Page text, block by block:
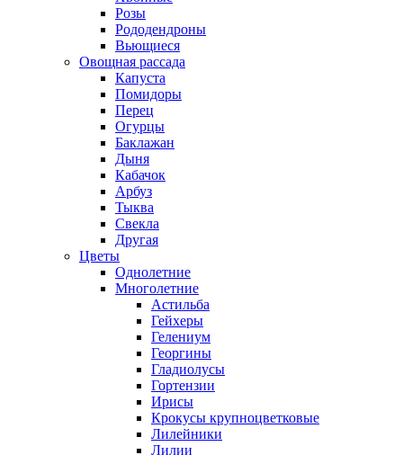
Розы
Рододендроны
Вьющиеся
Овощная рассада
Капуста
Помидоры
Перец
Огурцы
Баклажан
Дыня
Кабачок
Арбуз
Тыква
Свекла
Другая
Цветы
Однолетние
Многолетние
Астильба
Гейхеры
Гелениум
Георгины
Гладиолусы
Гортензии
Ирисы
Крокусы крупноцветковые
Лилейники
Лилии